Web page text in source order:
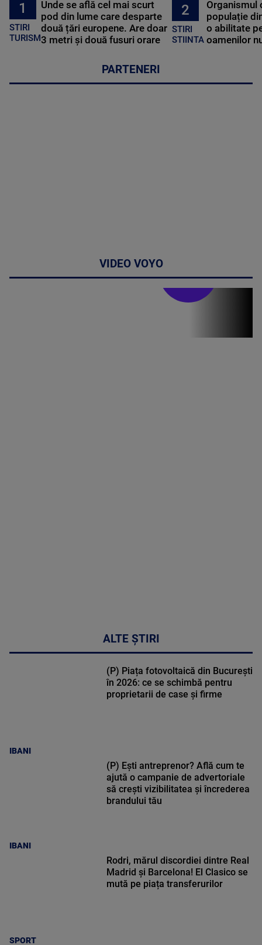
1
STIRI
TURISM
Unde se află cel mai scurt
pod din lume care desparte
două țări europene. Are doar
3 metri și două fusuri orare
2
STIRI
STIINTA
Organismul
populație
o abilitate
oamenilor
PARTENERI
VIDEO VOYO
ALTE ȘTIRI
IBANI
(P) Piața fotovoltaică din București
în 2026: ce se schimbă pentru
proprietarii de case și firme
IBANI
(P) Ești antreprenor? Află cum te
ajută o campanie de advertoriale
să crești vizibilitatea și încrederea
brandului tău
SPORT
Rodri, mărul discordiei dintre Real
Madrid și Barcelona! El Clasico se
mută pe piața transferurilor